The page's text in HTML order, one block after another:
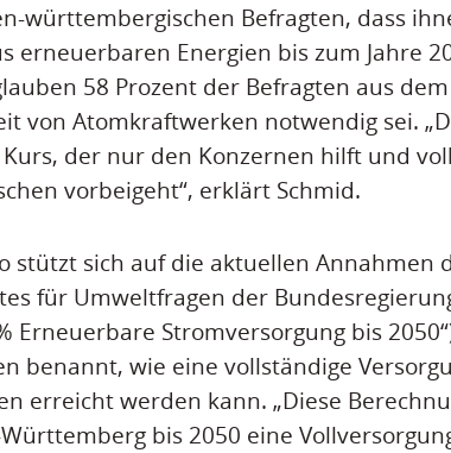
württembergischen Befragten, dass
erneuerbaren Energien bis zum Jahre
58 Prozent der Befragten aus
von Atomkraftwerken notwendig sei.
der nur den Konzernen hilft und
vorbeigeht“, erklärt Schmid.
stützt sich auf die aktuellen Annahmen
für Umweltfragen der
Erneuerbare Stromversorgung bis
benannt, wie eine vollständige
erreicht werden kann. „Diese
bis 2050 eine